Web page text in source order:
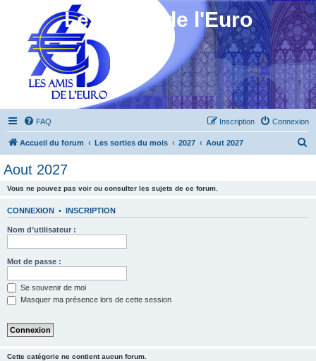
Les Amis de l'Euro
FAQ Connexion
Inscription
Accueil du forum Les sorties du mois 2027 Aout 2027
Aout 2027
Vous ne pouvez pas voir ou consulter les sujets de ce forum.
CONNEXION • INSCRIPTION
Nom d’utilisateur :
Mot de passe :
Se souvenir de moi
Masquer ma présence lors de cette session
Cette catégorie ne contient aucun forum.